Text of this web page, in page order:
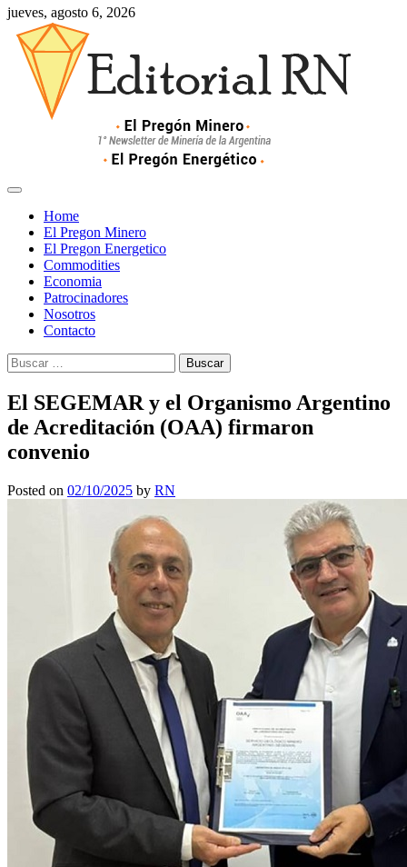
jueves, agosto 6, 2026
Home
El Pregon Minero
El Pregon Energetico
Commodities
Economia
Patrocinadores
Nosotros
Contacto
Buscar:
El SEGEMAR y el Organismo Argentino
de Acreditación (OAA) firmaron
convenio
Posted on 02/10/2025 by RN